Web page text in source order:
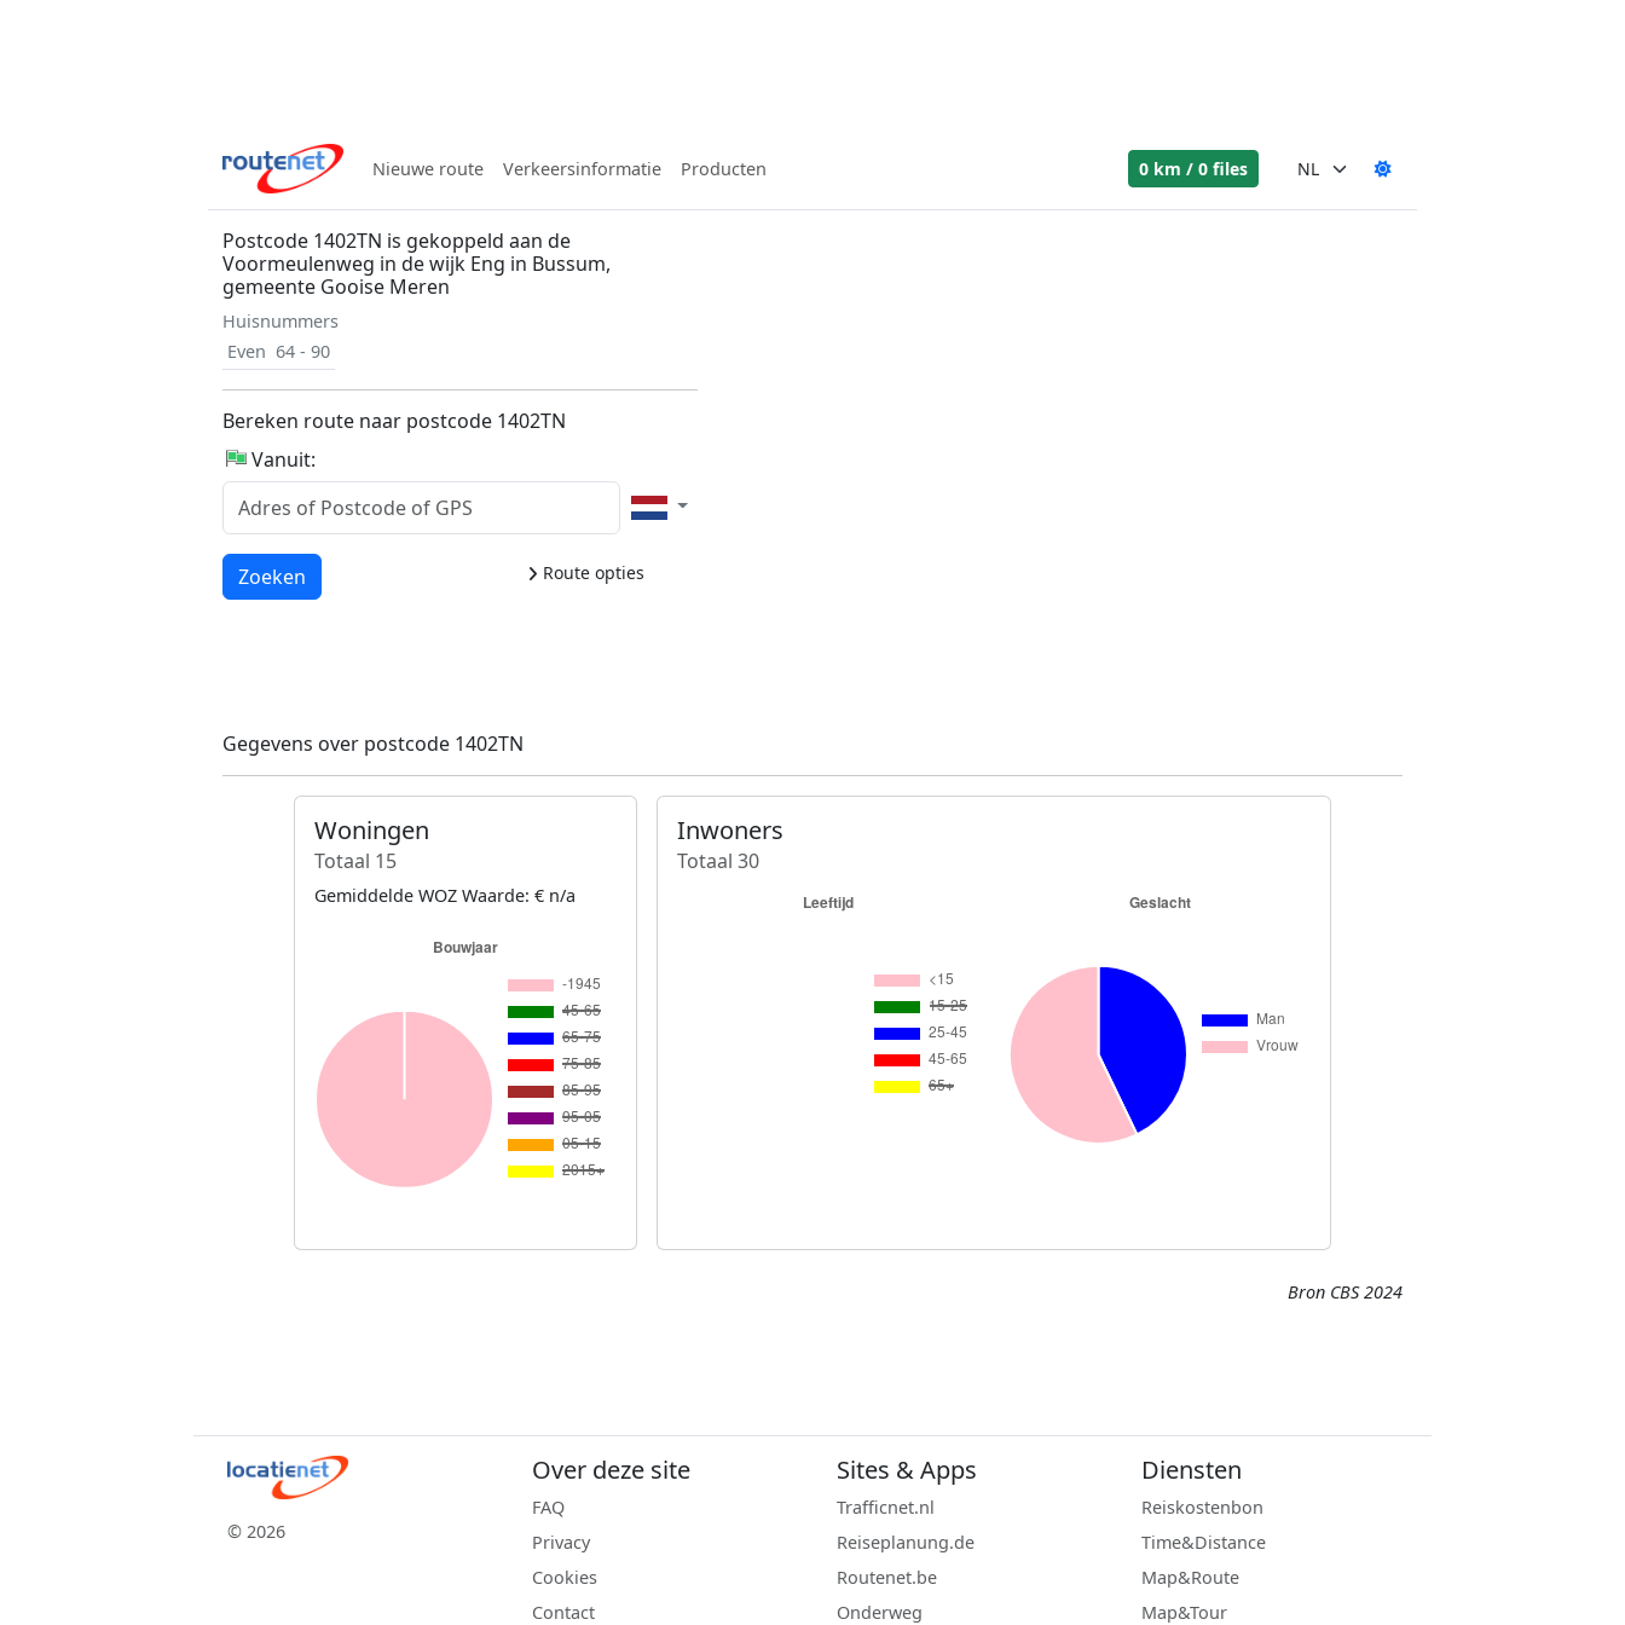
Nieuwe route Verkeersinformatie Producten 0 km / 0 files
Postcode 1402TN is gekoppeld aan de
Voormeulenweg in de wijk Eng in Bussum,
gemeente Gooise Meren
Huisnummers
Even 64 - 90
Bereken route naar postcode 1402TN
Vanuit:
Route opties
Laden...
Zoeken
Gegevens over postcode 1402TN
Woningen
Totaal 15
Gemiddelde WOZ Waarde: € n/a
Inwoners
Totaal 30
Bron CBS 2024
© 2026
Over deze site
FAQ
Privacy
Cookies
Contact
Sites & Apps
Trafficnet.nl
Reiseplanung.de
Routenet.be
Onderweg
Diensten
Reiskostenbon
Time&Distance
Map&Route
Map&Tour